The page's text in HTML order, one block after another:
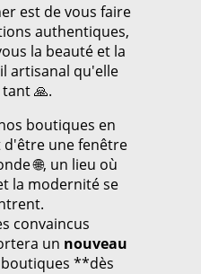
est de vous faire
authentiques,
la beauté et la
artisanal qu'elle
🙏.
boutiques en
une fenêtre
🌐, un lieu où
la modernité se
convaincus
un nouveau
**dès